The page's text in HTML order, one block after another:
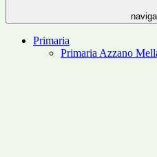
Primaria
Primaria Azzano